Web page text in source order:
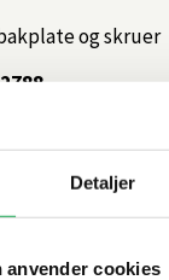
Detaljer
anvender cookies
og skruer